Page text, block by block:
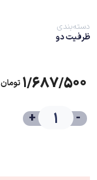
دسته‌بندی
ظرفیت دو
۱/۶۸۷/۵۰۰ تومان
-
+